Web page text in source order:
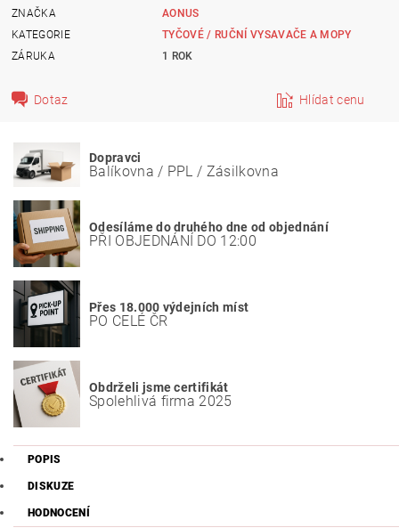
ZNAČKA
AONUS
KATEGORIE
TYČOVÉ / RUČNÍ VYSAVAČE A MOPY
ZÁRUKA
1 ROK
Dotaz Hlídat cenu
Dopravci
Balíkovna / PPL / Zásilkovna
Odesíláme do druhého dne od objednání
PŘI OBJEDNÁNÍ DO 12:00
Přes 18.000 výdejních míst
PO CELÉ ČR
Obdrželi jsme certifikát
Spolehlivá firma 2025
POPIS
DISKUZE
HODNOCENÍ